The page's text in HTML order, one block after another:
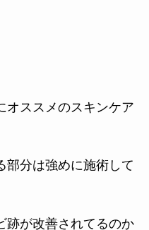
オススメのスキンケア
部分は強めに施術して
跡が改善されてるのか